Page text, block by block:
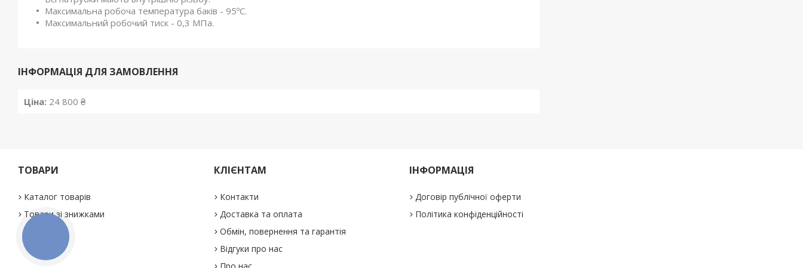
Максимальна робоча температура баків - 95ºС.
Максимальний робочий тиск - 0,3 МПа.
ІНФОРМАЦІЯ ДЛЯ ЗАМОВЛЕННЯ
Ціна: 24 800 ₴
ТОВАРИ
Каталог товарів
Товари зі знижками
КЛІЄНТАМ
Контакти
Доставка та оплата
Обмін, повернення та гарантія
Відгуки про нас
ІНФОРМАЦІЯ
Договір публічної оферти
Політика конфіденційності